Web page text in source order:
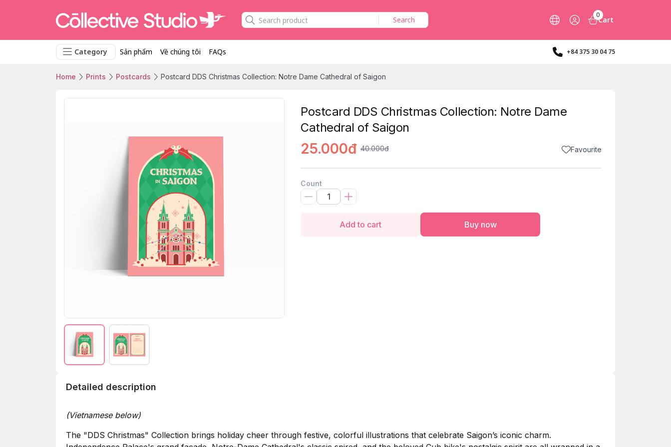
Search
0
Cart
Category Sản phẩm Về chúng tôi FAQs +84 375 30 04 75
Home Prints Postcards Postcard DDS Christmas Collection: Notre Dame Cathedral of Saigon
Postcard DDS Christmas Collection: Notre Dame
Cathedral of Saigon
25.000đ 40.000đ Favourite
Count
Add to cart Buy now
Detailed description
(Vietnamese below)
The "DDS Christmas" Collection brings holiday cheer through festive, colorful illustrations that celebrate Saigon’s iconic charm.